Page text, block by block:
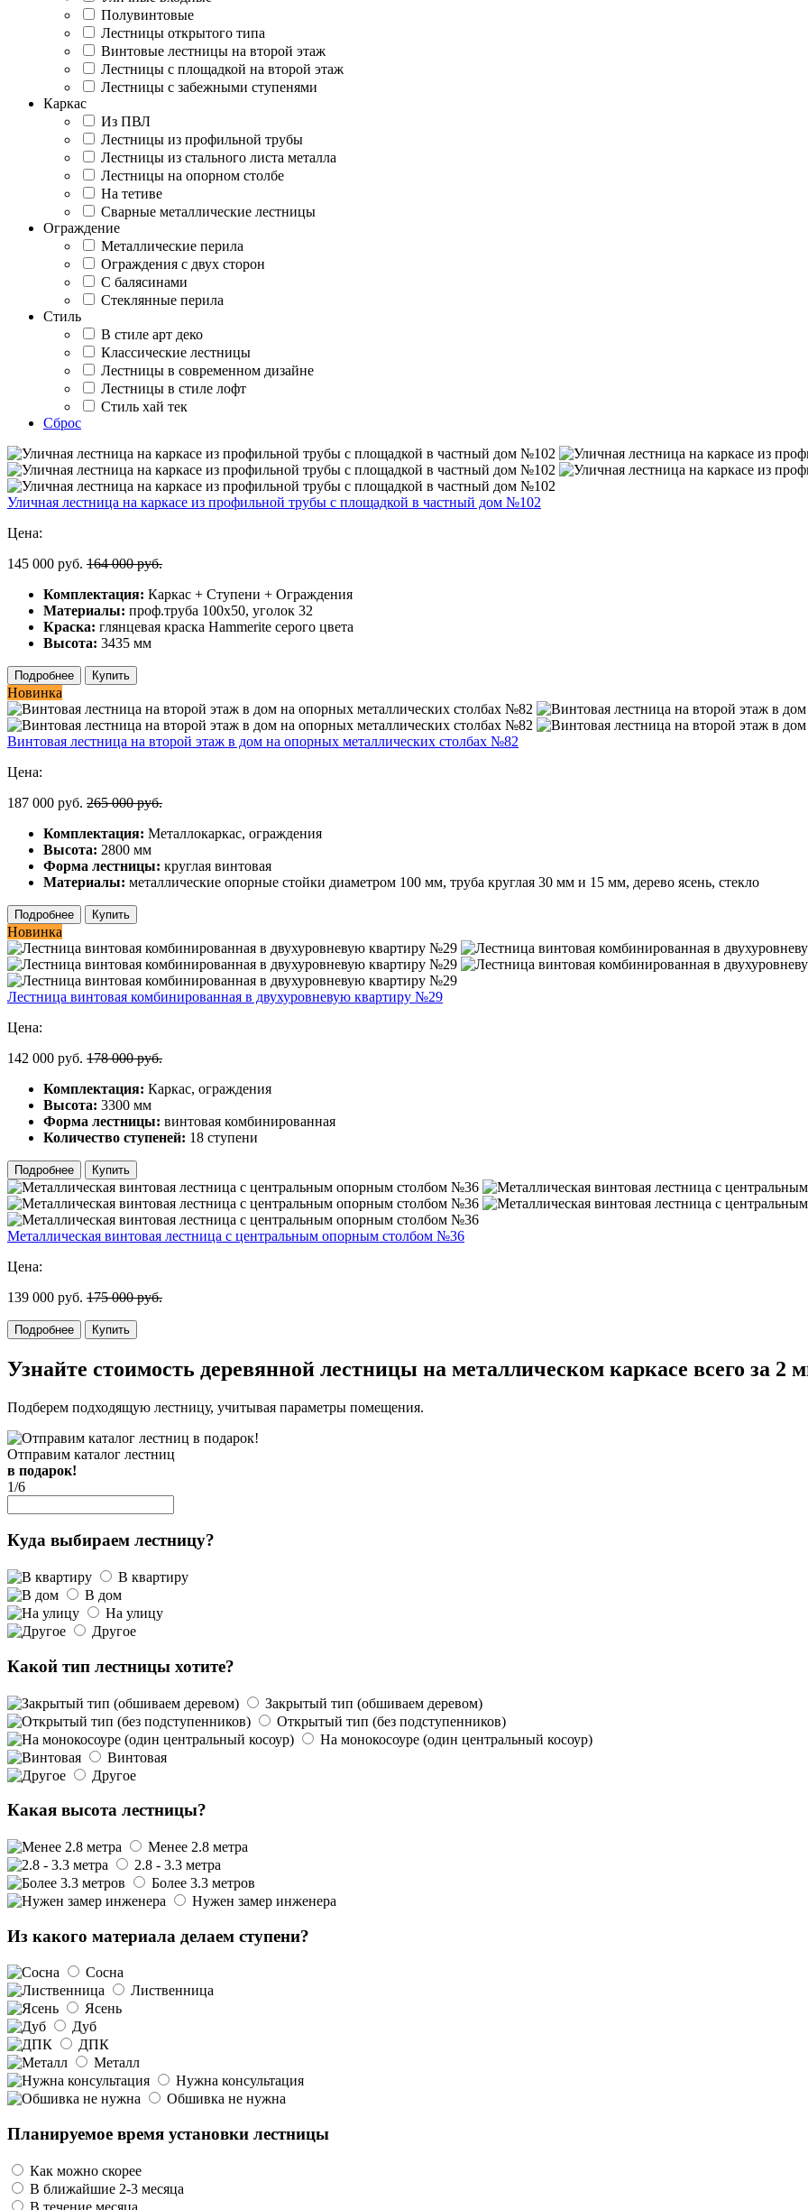
Полувинтовые
Лестницы открытого типа
Винтовые лестницы на второй этаж
Лестницы с площадкой на второй этаж
Лестницы с забежными ступенями
Каркас
Из ПВЛ
Лестницы из профильной трубы
Лестницы из стального листа металла
Лестницы на опорном столбе
На тетиве
Сварные металлические лестницы
Ограждение
Металлические перила
Ограждения с двух сторон
С балясинами
Стеклянные перила
Стиль
В стиле арт деко
Классические лестницы
Лестницы в современном дизайне
Лестницы в стиле лофт
Стиль хай тек
Сброс
Уличная лестница на каркасе из профильной трубы с площадкой в частный дом №102
Цена:
145 000 руб. 164 000 руб.
Комплектация: Каркас + Ступени + Ограждения
Материалы: проф.труба 100х50, уголок 32
Краска: глянцевая краска Hammerite серого цвета
Высота: 3435 мм
Подробнее Купить
Новинка
Винтовая лестница на второй этаж в дом на опорных металлических столбах №82
Цена:
187 000 руб. 265 000 руб.
Комплектация: Металлокаркас, ограждения
Высота: 2800 мм
Форма лестницы: круглая винтовая
Материалы: металлические опорные стойки диаметром 100 мм, труба круглая 30 мм и 15 мм, дерево ясень, стекло
Подробнее Купить
Новинка
Лестница винтовая комбинированная в двухуровневую квартиру №29
Цена:
142 000 руб. 178 000 руб.
Комплектация: Каркас, ограждения
Высота: 3300 мм
Форма лестницы: винтовая комбинированная
Количество ступеней: 18 ступени
Подробнее Купить
Металлическая винтовая лестница с центральным опорным столбом №36
Цена:
139 000 руб. 175 000 руб.
Подробнее Купить
Узнайте стоимость деревянной лестницы на металлическом каркасе всего за 2
Подберем подходящую лестницу, учитывая параметры помещения.
Отправим каталог лестниц
в подарок!
1/6
Куда выбираем лестницу?
В квартиру
В дом
На улицу
Другое
Какой тип лестницы хотите?
Закрытый тип (обшиваем деревом)
Открытый тип (без подступенников)
На монокосоуре (один центральный косоур)
Винтовая
Другое
Какая высота лестницы?
Менее 2.8 метра
2.8 - 3.3 метра
Более 3.3 метров
Нужен замер инженера
Из какого материала делаем ступени?
Сосна
Лиственница
Ясень
Дуб
ДПК
Металл
Нужна консультация
Обшивка не нужна
Планируемое время установки лестницы
Как можно скорее
В ближайшие 2-3 месяца
В течение месяца